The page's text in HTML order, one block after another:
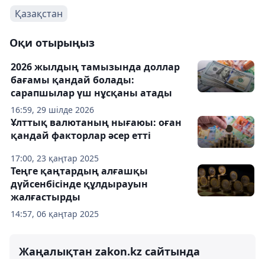
Қазақстан
Оқи отырыңыз
16:59, 29 шілде 2026
2026 жылдың тамызында доллар
бағамы қандай болады:
сарапшылар үш нұсқаны атады
17:00, 23 қаңтар 2025
Ұлттық валютаның нығаюы: оған
қандай факторлар әсер етті
14:57, 06 қаңтар 2025
Теңге қаңтардың алғашқы
дүйсенбісінде құлдырауын
жалғастырды
Жаңалықтан zakon.kz сайтында